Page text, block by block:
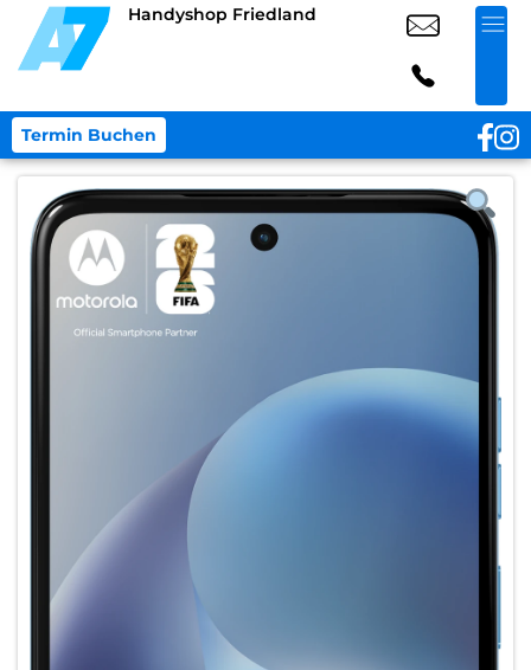
Handyshop Friedland
Termin Buchen